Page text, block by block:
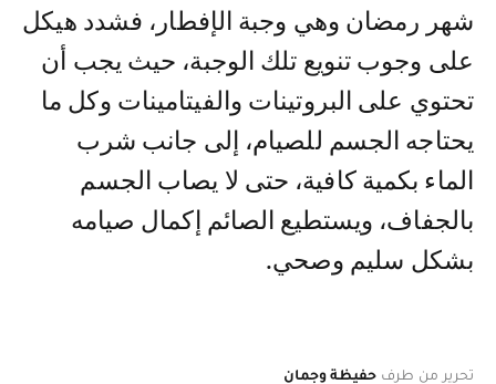
شهر رمضان وهي وجبة الإفطار، فشدد هيكل
على وجوب تنويع تلك الوجبة، حيث يجب أن
تحتوي على البروتينات والفيتامينات وكل ما
يحتاجه الجسم للصيام، إلى جانب شرب
الماء بكمية كافية، حتى لا يصاب الجسم
بالجفاف، ويستطيع الصائم إكمال صيامه
بشكل سليم وصحي.
تحرير من طرف حفيظة وجمان